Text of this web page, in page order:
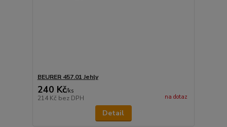
BEURER 457.01 Jehly
240 Kč/ks
214 Kč bez DPH na dotaz
Detail